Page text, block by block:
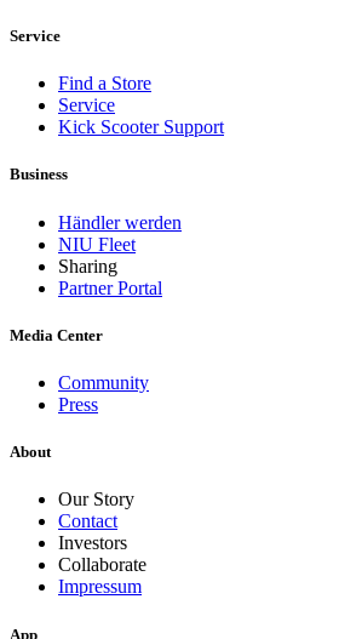
Service
Find a Store
Service
Kick Scooter Support
Business
Händler werden
NIU Fleet
Sharing
Partner Portal
Media Center
Community
Press
About
Our Story
Contact
Investors
Collaborate
Impressum
App